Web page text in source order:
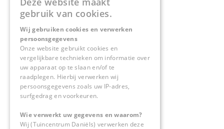
Contact
Tuincentrum Daniëls
Herkenbosserweg 4
6063 NL Vlodrop
0475-534298
info@tuincentrumdaniels.nl
gebruik van cookies.
Wij gebruiken cookies en verwerken
persoonsgegevens
Onze website gebruikt cookies en
vergelijkbare technieken om informatie over
uw apparaat op te slaan en/of te
raadplegen. Hierbij verwerken wij
persoonsgegevens zoals uw IP-adres,
surfgedrag en voorkeuren.
Wie verwerkt uw gegevens en waarom?
Wij (Tuincentrum Daniëls) verwerken deze